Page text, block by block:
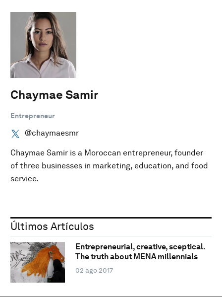
Chaymae Samir
Entrepreneur
@chaymaesmr
Chaymae Samir is a Moroccan entrepreneur, founder
of three businesses in marketing, education, and food
service.
Últimos Artículos
Entrepreneurial, creative, sceptical.
The truth about MENA millennials
02 ago 2017